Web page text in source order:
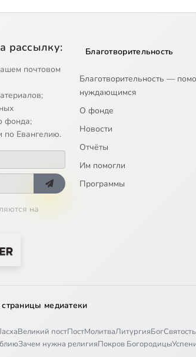
рассылку:
почтовом
фонда;
по Евангелию.
на
Благотворительность
Благотворительность —
нуждающимся
О фонде
Новости
Отчёты
Им помогли
Программы
медиатеки
Великий постПостМолитваЛитургияБогСвятость
Зачем нужна религияПокров Богородицы